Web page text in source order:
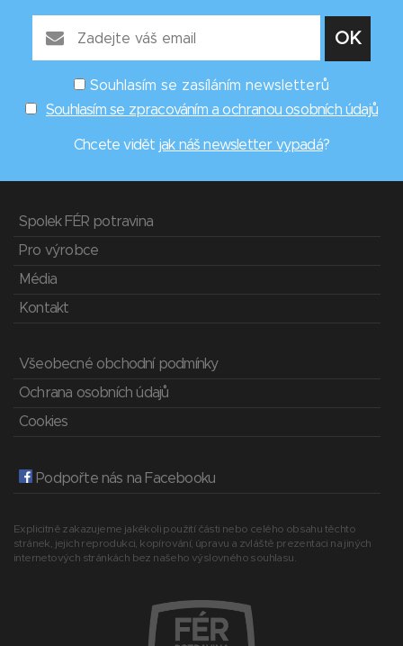
Souhlasím se zasíláním newsletterů
Souhlasím se zpracováním a ochranou osobních údajů
Chcete vidět jak náš newsletter vypadá?
Spolek FÉR potravina
Pro výrobce
Média
Kontakt
Všeobecné obchodní podmínky
Ochrana osobních údajů
Cookies
Podpořte nás na Facebooku
Explicitně zakazujeme jakékoli použití části nebo celého obsahu těchto
stránek, jejich reprodukci, kopírování, úpravu a zvláště prezentaci na jiných
internetových stránkách bez našeho výslovného souhlasu.